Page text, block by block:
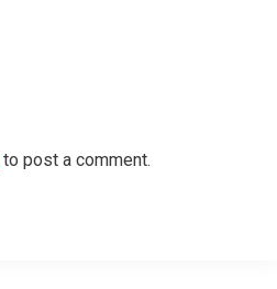
to post a comment.